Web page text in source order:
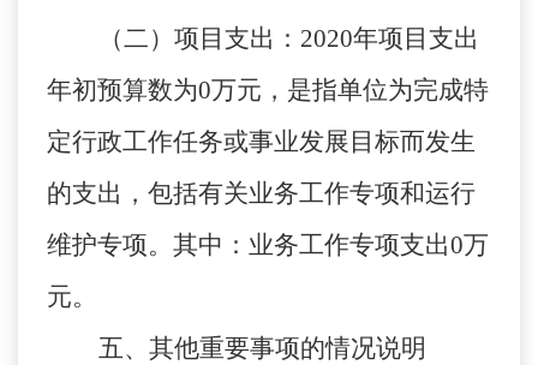
（二）项目支出： 2020年项目支出
年初预算数为0万元，是指单位为完成特
定行政工作任务或事业发展目标而发生
的支出， 包括有关业务工作专项和运行
维护专项。其中：业务工作专项支出0万
元。
五、其他重要事项的情况说明